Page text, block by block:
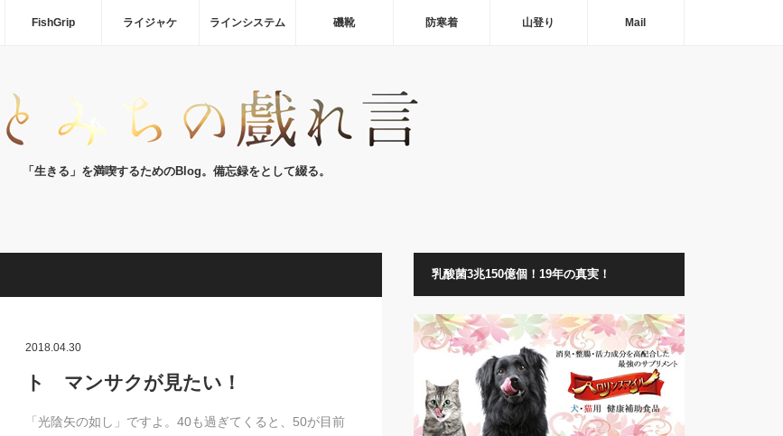
FishGrip ライジャケ ラインシステム 磯靴 防寒着 山登り Mail
「生きる」を満喫するためのBlog。備忘録をとして綴る。
2018.04.30
ト マンサクが見たい！
「光陰矢の如し」ですよ。40も過ぎてくると、50が目前
乳酸菌3兆150億個！19年の真実！